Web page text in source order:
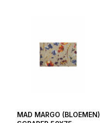
MAD MARGO (BLOEMEN)